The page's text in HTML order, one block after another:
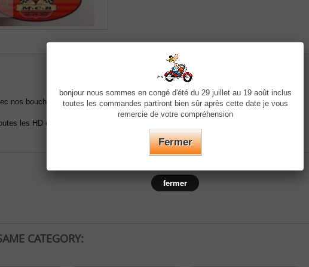
nos bouchons de valves
les HD et Custom.
CATEGORY:
bonjour nous sommes en congé d'été du 29 juillet au 19 août inclus
toutes les commandes partiront bien sûr après cette date je vous
remercie de votre compréhension
Fermer
fermer